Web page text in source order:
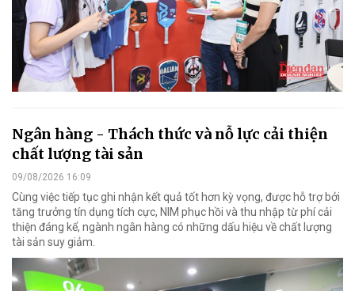
Ngân hàng - Thách thức và nỗ lực cải thiện
chất lượng tài sản
09/08/2026 16:09
Cùng việc tiếp tục ghi nhận kết quả tốt hơn kỳ vọng, được hỗ trợ bởi
tăng trưởng tín dụng tích cực, NIM phục hồi và thu nhập từ phí cải
thiện đáng kể, ngành ngân hàng có những dấu hiệu về chất lượng
tài sản suy giảm.